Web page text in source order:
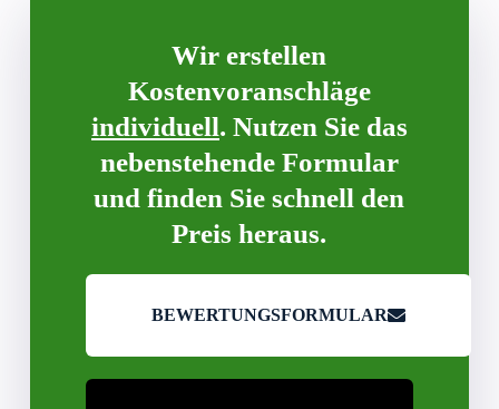
Wir erstellen
Kostenvoranschläge
individuell. Nutzen Sie das
nebenstehende Formular
und finden Sie schnell den
Preis heraus.
BEWERTUNGSFORMULAR